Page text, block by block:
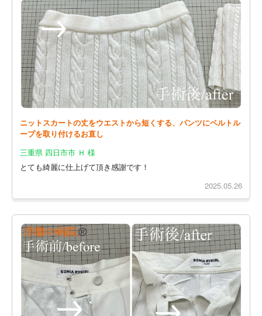
ニットスカートの丈をウエストから短くする、パンツにベルトル
ープを取り付けるお直し
三重県 四日市市 Ｈ 様
とても綺麗に仕上げて頂き感謝です！
2025.05.26